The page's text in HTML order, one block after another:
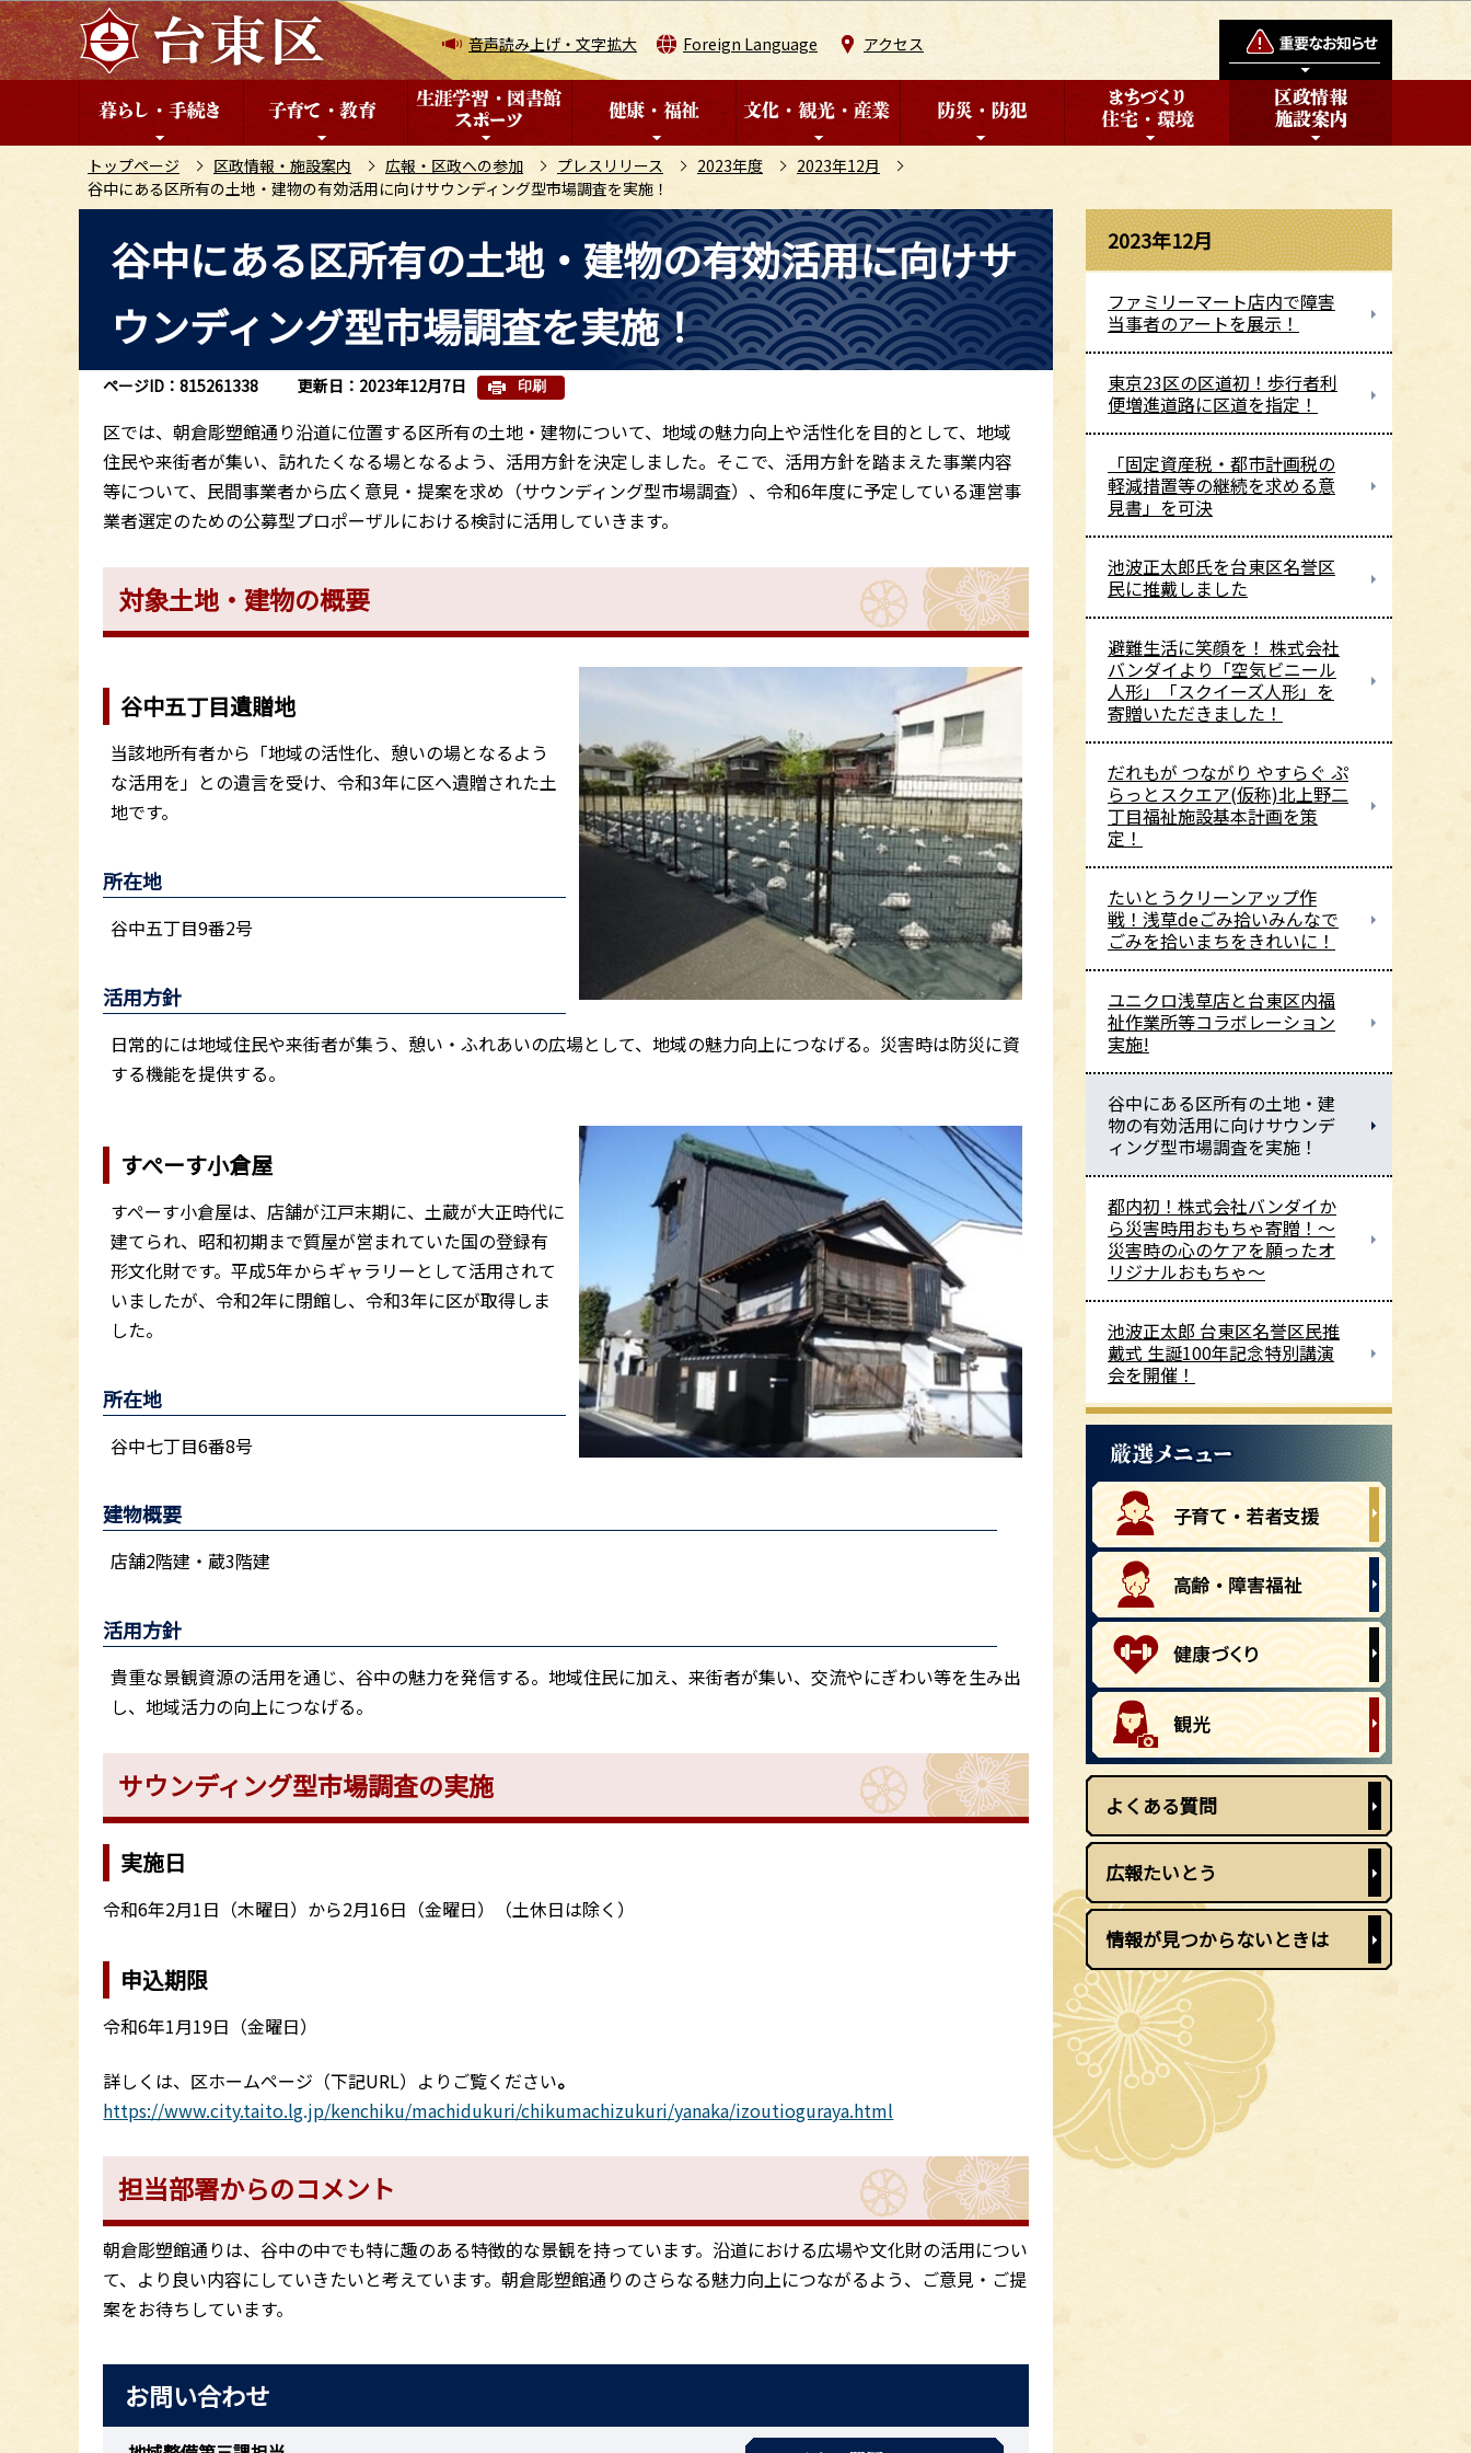
こ
の
ペ
音声読み上げ・文字拡大 Foreign Language アクセス
トップページ 区政情報・施設案内 広報・区政への参加 プレスリリース 2023年度
2023年12月
谷中にある区所有の土地・建物の有効活用に向けサウンディング型市場調査を実施！
ら
谷中にある区所有の土地・建物の有効活用に向けサ
ウンディング型市場調査を実施！
ページID：815261338 更新日：2023年12月7日 印刷
区では、朝倉彫塑館通り沿道に位置する区所有の土地・建物について、地域の魅力向上や活性化を目的として、地域
住民や来街者が集い、訪れたくなる場となるよう、活用方針を決定しました。そこで、活用方針を踏まえた事業内容
等について、民間事業者から広く意見・提案を求め（サウンディング型市場調査）、令和6年度に予定している運営事
業者選定のための公募型プロポーザルにおける検討に活用していきます。
対象土地・建物の概要
谷中五丁目遺贈地
当該地所有者から「地域の活性化、憩いの場となるよう
な活用を」との遺言を受け、令和3年に区へ遺贈された土
地です。
所在地
谷中五丁目9番2号
活用方針
日常的には地域住民や来街者が集う、憩い・ふれあいの広場として、地域の魅力向上につなげる。災害時は防災に資
する機能を提供する。
すぺーす小倉屋
すぺーす小倉屋は、店舗が江戸末期に、土蔵が大正時代に
建てられ、昭和初期まで質屋が営まれていた国の登録有
形文化財です。平成5年からギャラリーとして活用されて
いましたが、令和2年に閉館し、令和3年に区が取得しま
した。
所在地
谷中七丁目6番8号
建物概要
店舗2階建・蔵3階建
活用方針
貴重な景観資源の活用を通じ、谷中の魅力を発信する。地域住民に加え、来街者が集い、交流やにぎわい等を生み出
し、地域活力の向上につなげる。
サウンディング型市場調査の実施
実施日
令和6年2月1日（木曜日）から2月16日（金曜日）（土休日は除く）
申込期限
令和6年1月19日（金曜日）
詳しくは、区ホームページ（下記URL）よりご覧ください。
https://www.city.taito.lg.jp/kenchiku/machidukuri/chikumachizukuri/yanaka/izoutioguraya.html
担当部署からのコメント
朝倉彫塑館通りは、谷中の中でも特に趣のある特徴的な景観を持っています。沿道における広場や文化財の活用につい
て、より良い内容にしていきたいと考えています。朝倉彫塑館通りのさらなる魅力向上につながるよう、ご意見・ご提
案をお待ちしています。
お問い合わせ
2023年12月
ファミリーマート店内で障害
当事者のアートを展示！
東京23区の区道初！歩行者利
便増進道路に区道を指定！
「固定資産税・都市計画税の
軽減措置等の継続を求める意
見書」を可決
池波正太郎氏を台東区名誉区
民に推戴しました
避難生活に笑顔を！ 株式会社
バンダイより「空気ビニール
人形」「スクイーズ人形」を
寄贈いただきました！
だれもが つながり やすらぐ ぷ
らっとスクエア(仮称)北上野二
丁目福祉施設基本計画を策
定！
たいとうクリーンアップ作
戦！浅草deごみ拾いみんなで
ごみを拾いまちをきれいに！
ユニクロ浅草店と台東区内福
祉作業所等コラボレーション
実施!
谷中にある区所有の土地・建
物の有効活用に向けサウンデ
ィング型市場調査を実施！
都内初！株式会社バンダイか
ら災害時用おもちゃ寄贈！～
災害時の心のケアを願ったオ
リジナルおもちゃ～
池波正太郎 台東区名誉区民推
戴式 生誕100年記念特別講演
会を開催！
よくある質問
広報たいとう
情報が見つからないときは